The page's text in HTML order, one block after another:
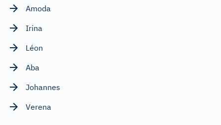
Amoda
Irina
Léon
Aba
Johannes
Verena